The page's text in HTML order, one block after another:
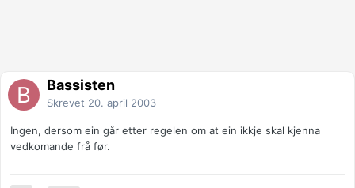
Bassisten
Skrevet 20. april 2003
Ingen, dersom ein går etter regelen om at ein ikkje skal kjenna
vedkomande frå før.